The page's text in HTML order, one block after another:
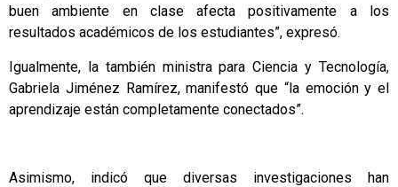
buen ambiente en clase afecta positivamente a los
resultados académicos de los estudiantes”, expresó.
Igualmente, la también ministra para Ciencia y Tecnología,
Gabriela Jiménez Ramírez, manifestó que “la emoción y el
aprendizaje están completamente conectados”.
Asimismo, indicó que diversas investigaciones han